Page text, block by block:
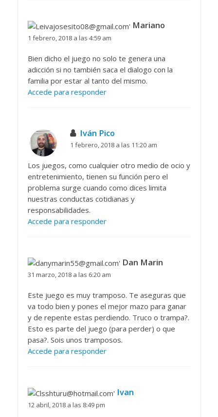
Mariano
1 febrero, 2018 a las 4:59 am
Bien dicho el juego no solo te genera una
adicción si no también saca el dialogo con la
familia por estar al tanto del mismo.
Accede para responder
Iván Pico
1 febrero, 2018 a las 11:20 am
Los juegos, como cualquier otro medio de ocio y
entretenimiento, tienen su función pero el
problema surge cuando como dices limita
nuestras conductas cotidianas y
responsabilidades.
Accede para responder
Dan Marin
31 marzo, 2018 a las 6:20 am
Este juego es muy tramposo. Te aseguras que
va todo bien y pones el mejor mazo para ganar
y de repente estas perdiendo. Truco o trampa?.
Esto es parte del juego (para perder) o que
pasa?. Sois unos tramposos.
Accede para responder
Ivan
12 abril, 2018 a las 8:49 pm